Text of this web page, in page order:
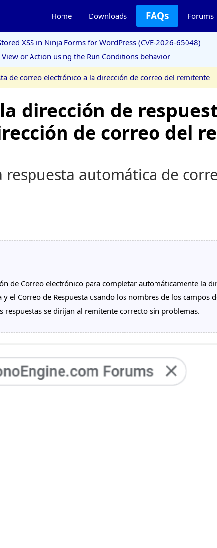
Home Downloads FAQs Forums
XSS in Ninja Forms for WordPress (CVE-2026-65048)
or Action using the Run Conditions behavior
de correo electrónico a la dirección de correo del remitente
dirección de
de correo del
respuesta automática de
de Correo electrónico para completar automáticamente la
y el Correo de Respuesta usando los nombres de los
respuestas se dirijan al remitente correcto sin problemas.